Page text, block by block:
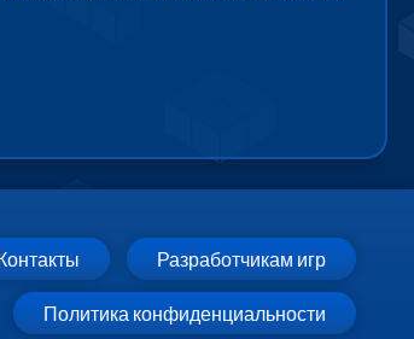
Разработчикам игр
Политика конфиденциальности